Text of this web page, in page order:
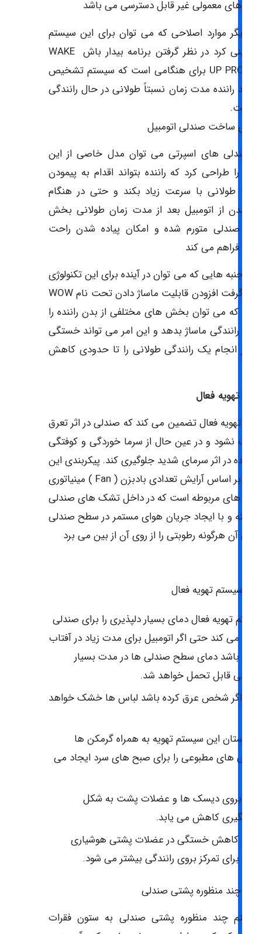
های معمولی غیر قابل دسترسی می باشد
دیگر موارد اصلاحی که می توان برای این سیستم
پیش بینی کرد در نظر گرفتن برنامه بیدار باش WAKE
UP PROGRAM برای هنگامی است که سیستم تشخیص
راننده مدت زمان نسبتاً طولانی در حال رانندگی
است.
ساخت صندلی اتومبیل
صندلی های اسپرتی می توان مدل خاصی از این
را طراحی کرد که راننده بتواند اقدام به پیمودن
طولانی با سرعت زیاد بکند و حتی در هنگام
شدن از اتومبیل بعد از مدت زمان طولانی بخش
صندلی متورم شده و امکان پیاده شدن راحت
را فراهم می کند
جنبه هایی که می توان در آینده برای این تکنولوژی
در نظر گرفت افزودن قابلیت ماساژ دادن تحت نام WOW
CYCLE که می توان بخش های مختلفی از بدن راننده را
رانندگی ماساژ بدهد و این امر می تواند خستگی
از انجام یک رانندگی طولانی را تا حدودی کاهش
تهویه فعال
تهویه فعال تضمین می کند که صندلی در اثر تعرق
نشود و در عین حال از سرما خوردگی و کوفتگی
راننده در اثر سرمای شدید جلوگیری کند. پیکربندی این
سیستم بر اساس آرایش تعدادی بادبزن ( Fan ) مینیاتوری
های مربوطه است که در داخل تشک های صندلی
گرفته و با ایجاد جریان هوای مستمر در سطح صندلی
آن هرگونه رطوبتی را از روی آن از بین می برد
سیستم تهویه فعال
تهویه فعال دمای بسیار دلپذیری را برای صندلی
می کند حتی اگر اتومبیل برای مدت زیاد در آفتاب
باشد دمای سطح صندلی ها در مدت بسیار
قابل تحمل خواهد شد.
اگر شخص عرق کرده باشد لباس ها خشک خواهد
زمستان این سیستم تهویه به همراه گرمکن ها
های مطبوعی را برای صبح های سرد ایجاد می
بروی دیسک ها و عضلات پشت به شکل
کاهش می یابد.
کاهش خستگی در عضلات پشتی هوشیاری
برای تمرکز بروی رانندگی بیشتر می شود.
چند منظوره پشتی صندلی
چند منظوره پشتی صندلی به ستون فقرات